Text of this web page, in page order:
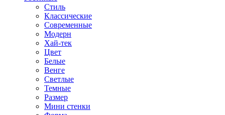
Стиль
Классические
Современные
Модерн
Хай-тек
Цвет
Белые
Венге
Светлые
Темные
Размер
Мини стенки